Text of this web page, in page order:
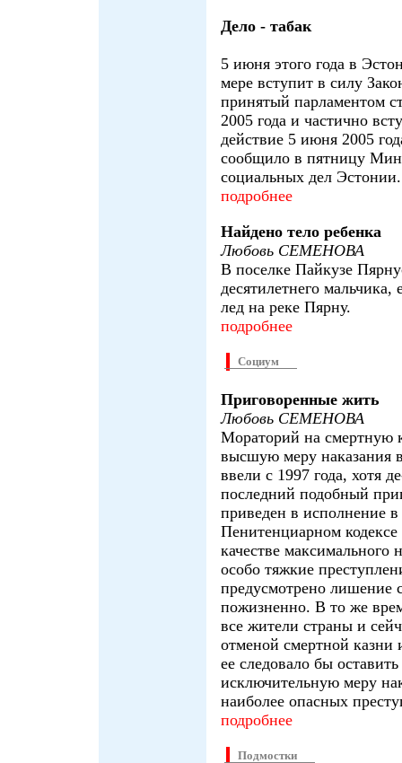
Дело - табак
5 июня этого года в
мере вступит в силу
принятый парламентом
2005 года и частично
действие 5 июня 2005
сообщило в пятницу
социальных дел Эстонии.
подробнее
Найдено тело ребенка
Любовь СЕМЕНОВА
В поселке Пайкузе
десятилетнего
лед на реке Пярну.
подробнее
Социум
Приговоренные жить
Любовь СЕМЕНОВА
Мораторий на смертную
высшую меру наказания
ввели с 1997 года, хотя
последний подобный
приведен в исполнение в
Пенитенциарном кодексе
качестве максимального
особо тяжкие
предусмотрено лишение
пожизненно. В то же
все жители страны и
отменой смертной казни
ее следовало бы оставить
исключительную меру
наиболее опасных
подробнее
Подмостки